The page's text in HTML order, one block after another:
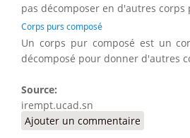
pas décomposer en d'autres corps
Corps purs composé
Un corps pur composé est un
décomposé pour donner d'autres
Source:
irempt.ucad.sn
Ajouter un commentaire